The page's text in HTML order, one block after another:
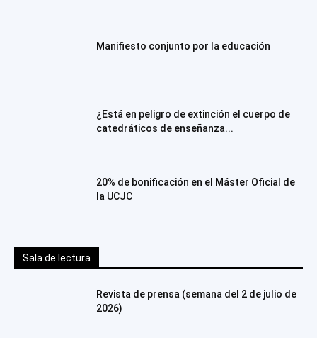
Manifiesto conjunto por la educación
¿Está en peligro de extinción el cuerpo de
catedráticos de enseñanza...
20% de bonificación en el Máster Oficial de
la UCJC
Sala de lectura
Revista de prensa (semana del 2 de julio de
2026)